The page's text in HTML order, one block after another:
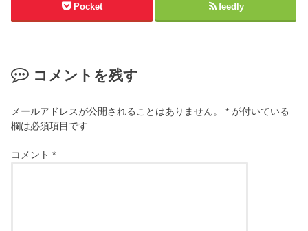
Pocket feedly
コメントを残す
メールアドレスが公開されることはありません。 * が付いている
欄は必須項目です
コメント*